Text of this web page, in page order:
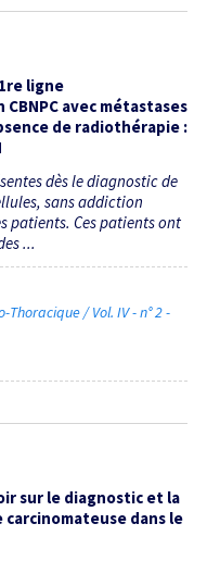
re ligne
avec métastases
de radiothérapie :
dès le dia­gnostic de
sans addiction
patients. Ces patients ont
...
Thoracique / Vol. IV - n° 2 -
sur le diagnostic et la
dans le